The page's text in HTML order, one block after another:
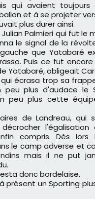
qui avaient
et à se projeter
plus durer ainsi.
Palmieri qui fut le
le signal de la
que Yatabaré
Puis ce fut encore
Yatabaré, obligeait
écrasa trop sa
peu plus d'audace le
peu plus cette
de Landreau, qui
compris. Dès lors
le camp adverse et
mais il ne put
donc bordelaise.
présent un Sporting